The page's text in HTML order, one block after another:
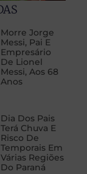
Morre Jorge
Messi, Pai E
Empresário
De Lionel
Messi, Aos 68
Anos
Dia Dos Pais
Terá Chuva E
Risco De
Temporais Em
Várias Regiões
Do Paraná